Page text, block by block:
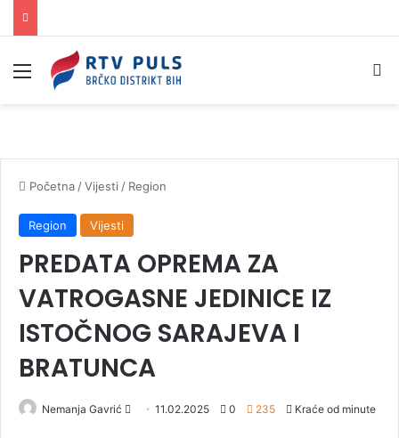
Izbornik
Početna /Vijesti / Region
Region Vijesti
PREDATA OPREMA ZA
VATROGASNE JEDINICE IZ
ISTOČNOG SARAJEVA I
BRATUNCA
Nemanja Gavrić 11.02.2025 0 235 Kraće od minute